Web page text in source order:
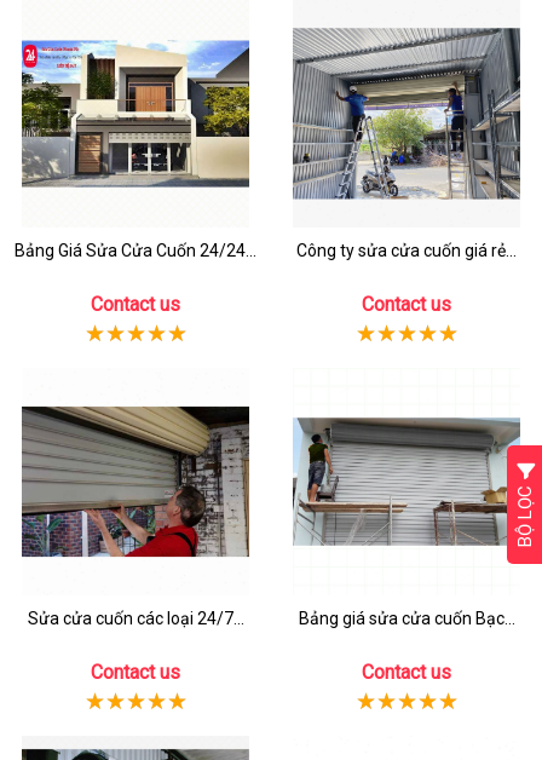
Bảng Giá Sửa Cửa Cuốn 24/24...
Contact us
Công ty sửa cửa cuốn giá rẻ...
Contact us
Sửa cửa cuốn các loại 24/7...
Contact us
Bảng giá sửa cửa cuốn Bạc...
Contact us
BỘ LỌC